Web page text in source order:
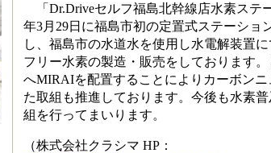
「Dr.Driveセルフ福島北幹線店水素ステ
年3月29日に福島市初の定置式ステーショ
し、福島市の水道水を使用し水電解装置
フリー水素の製造・販売をしております
へMIRAIを配置することによりカーボン
た取組も推進しております。今後も水素
組を行ってまいります。
（株式会社クラシマ HP：